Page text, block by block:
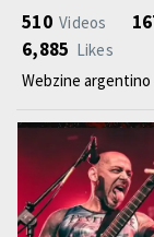
510 Videos
6,885 Likes
Webzine